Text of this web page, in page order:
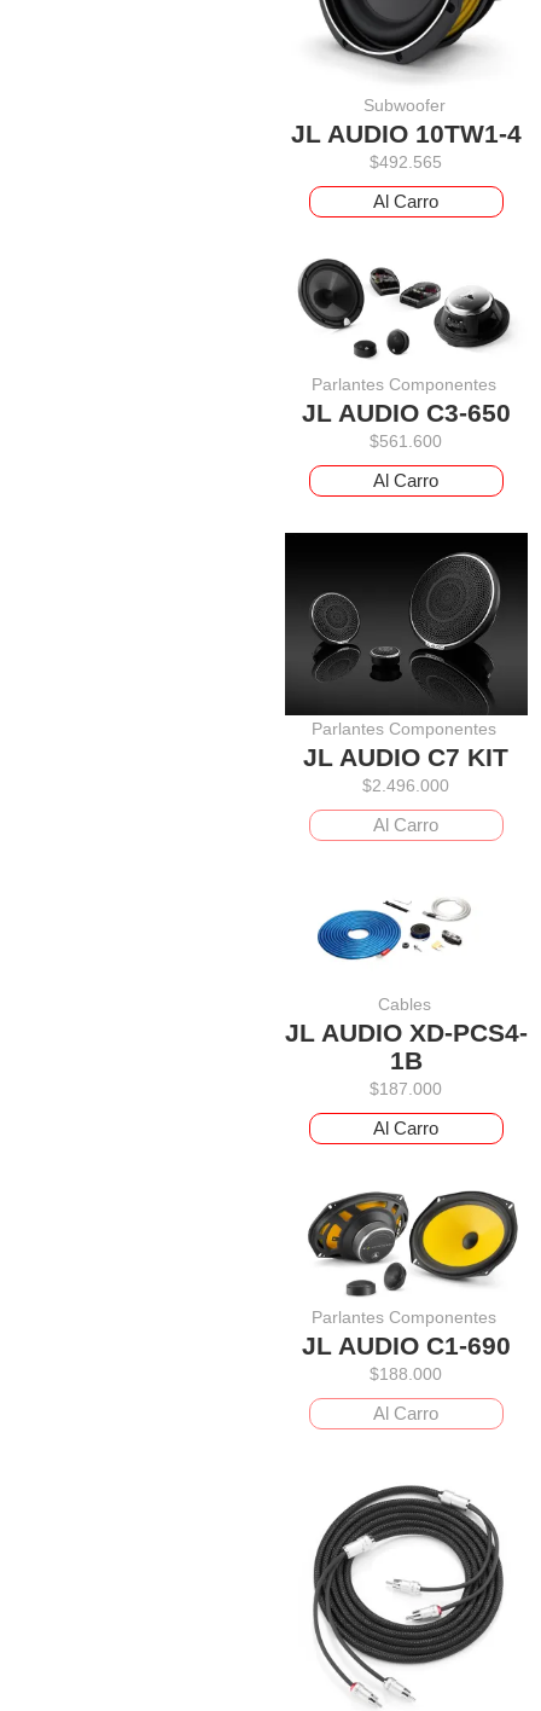
Subwoofer
JL AUDIO 10TW1-4
$492.565
Al Carro
Parlantes Componentes
JL AUDIO C3-650
$561.600
Al Carro
Parlantes Componentes
JL AUDIO C7 KIT
$2.496.000
Al Carro
Cables
JL AUDIO XD-PCS4-
1B
$187.000
Al Carro
Parlantes Componentes
JL AUDIO C1-690
$188.000
Al Carro